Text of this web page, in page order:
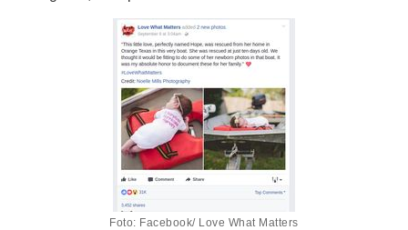
Foto: Facebook/ Love What Matters